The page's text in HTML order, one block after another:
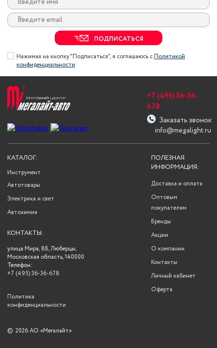
ПОДПИСАТЬСЯ
Нажимая на кнопку "Подписаться", я соглашаюсь сПолитикой
конфиденциальности
info@megalight.ru
+7 (495) 36-36-
678
Заказать звонок
ПОЛЕЗНАЯ
ИНФОРМАЦИЯ:
Доставка и оплата
Оптовым
покупателям
Бренды
Акции
О компании
Контакты
Личный кабинет
Оферта
КАТАЛОГ:
Инструмент
Автотовары
Электрика и свет
Автохимия
КОНТАКТЫ:
улица Мира, 8Б, Люберцы,
Московская область, 140000
Телефон:
+7 (495) 36-36-678
Политика
конфиденциальности
© 2026 АО «Мегалайт»